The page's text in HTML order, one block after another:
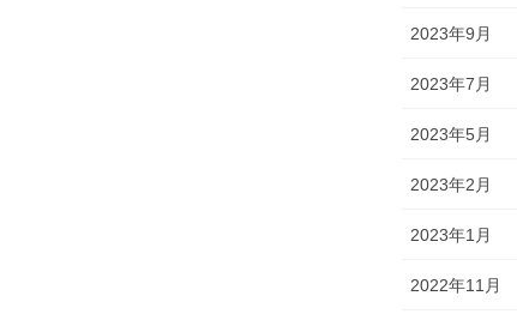
2023年9月
2023年7月
2023年5月
2023年2月
2023年1月
2022年11月